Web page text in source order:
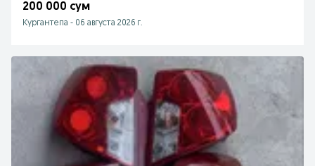
200 000 сум
Кургантепа - 06 августа 2026 г.